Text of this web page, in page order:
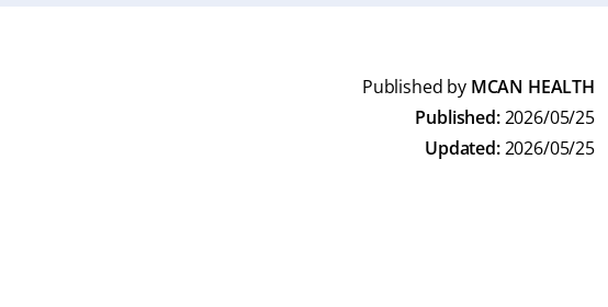
Published by MCAN HEALTH
Published:2026/05/25
Updated:2026/05/25